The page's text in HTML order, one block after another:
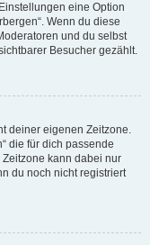
eine Option
Wenn du diese
und du selbst
Besucher gezählt.
deiner eigenen Zeitzone.
die für dich passende
kann dabei nur
du noch nicht registriert